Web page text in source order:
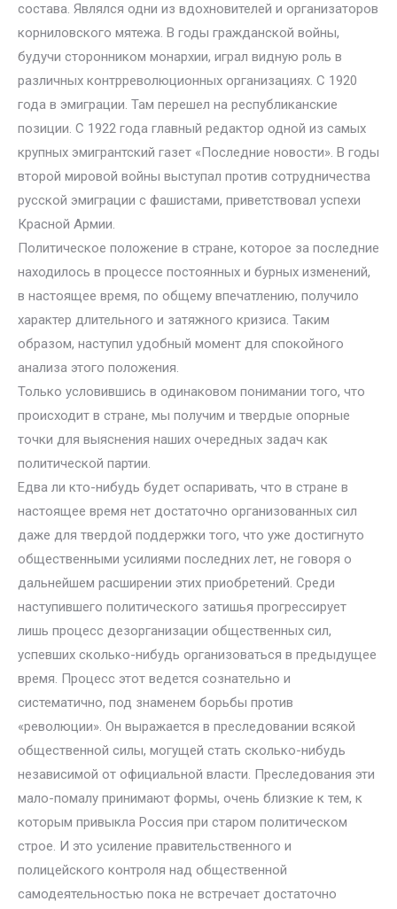
состава. Являлся одни из вдохновителей и организаторов
корниловского мятежа. В годы гражданской войны,
будучи сторонником монархии, играл видную роль в
различных контрреволюционных организациях. С 1920
года в эмиграции. Там перешел на республиканские
позиции. С 1922 года главный редактор одной из самых
крупных эмигрантский газет «Последние новости». В годы
второй мировой войны выступал против сотрудничества
русской эмиграции с фашистами, приветствовал успехи
Красной Армии.
Политическое положение в стране, которое за последние
находилось в процессе постоянных и бурных изменений,
в настоящее время, по общему впечатлению, получило
характер длительного и затяжного кризиса. Таким
образом, наступил удобный момент для спокойного
анализа этого положения.
Только условившись в одинаковом понимании того, что
происходит в стране, мы получим и твердые опорные
точки для выяснения наших очередных задач как
политической партии.
Едва ли кто-нибудь будет оспаривать, что в стране в
настоящее время нет достаточно организованных сил
даже для твердой поддержки того, что уже достигнуто
общественными усилиями последних лет, не говоря о
дальнейшем расширении этих приобретений. Среди
наступившего политического затишья прогрессирует
лишь процесс дезорганизации общественных сил,
успевших сколько-нибудь организоваться в предыдущее
время. Процесс этот ведется сознательно и
систематично, под знаменем борьбы против
«революции». Он выражается в преследовании всякой
общественной силы, могущей стать сколько-нибудь
независимой от официальной власти. Преследования эти
мало-помалу принимают формы, очень близкие к тем, к
которым привыкла Россия при старом политическом
строе. И это усиление правительственного и
полицейского контроля над общественной
самодеятельностью пока не встречает достаточно